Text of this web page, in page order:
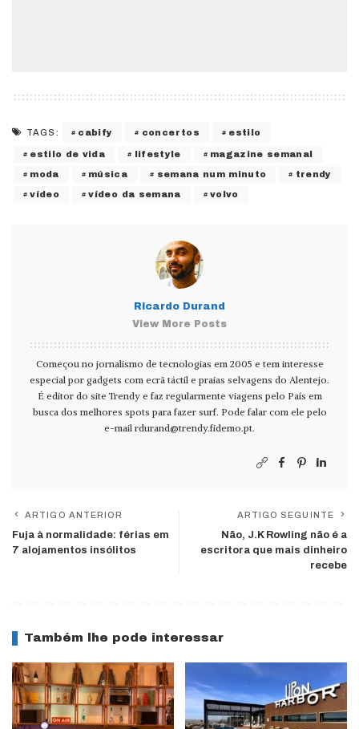
TAGS: cabify concertos estilo
estilo de vida lifestyle magazine semanal
moda música semana num minuto trendy
vídeo vídeo da semana volvo
Ricardo Durand
View More Posts
Começou no jornalismo de tecnologias em 2005 e tem interesse
especial por gadgets com ecrã táctil e praias selvagens do Alentejo.
É editor do site Trendy e faz regularmente viagens pelo País em
busca dos melhores spots para fazer surf. Pode falar com ele pelo
e-mail rdurand@trendy.fidemo.pt.
ARTIGO ANTERIOR
Fuja à normalidade: férias em
7 alojamentos insólitos
ARTIGO SEGUINTE
Não, J.K Rowling não é a
escritora que mais dinheiro
recebe
Também lhe pode interessar